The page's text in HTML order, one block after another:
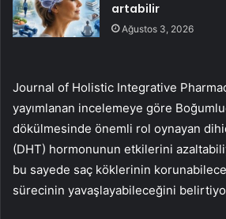
artabilir
Ağustos 3, 2026
Journal of Holistic Integrative
yayımlanan incelemeye göre
dökülmesinde önemli rol oynayan
(DHT) hormonunun etkilerini
bu sayede saç köklerinin
sürecinin yavaşlayabileceğini